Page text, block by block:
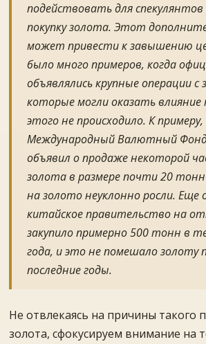
подействовать для спекулянтов
покупку золота. Этот
может привести к завышению
было много примеров, когда
объявлялись крупные операции с
которые могли оказать влияние
этого не происходило. К примеру,
Международный Валютный
объявил о продаже некоторой
золота в размере почти 20
на золото неуклонно росли. Еще
китайское правительство на
закупило примерно 500 тонн в
года, и это не помешало золоту
последние годы.
Не отвлекаясь на причины такого
золота, сфокусируем внимание на